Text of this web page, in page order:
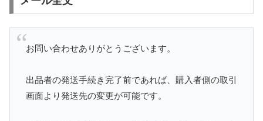
お問い合わせありがとうございます。
出品者の発送手続き完了前であれば、購入者側の取引
画面より発送先の変更が可能です。